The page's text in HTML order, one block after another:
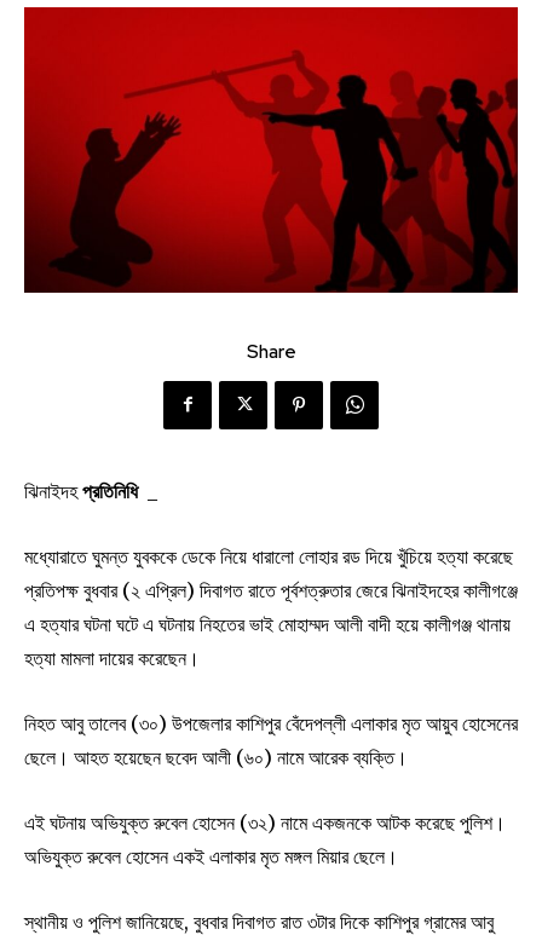
Share
ঝিনাইদহপ্রতিনিধি
মধ্যোরাতে ঘুমন্ত যুবককে ডেকে নিয়ে ধারালো লোহার রড দিয়ে খুঁচিয়ে হত্যা করেছে
প্রতিপক্ষ বুধবার (২ এপ্রিল) দিবাগত রাতে পূর্বশত্রুতার জেরে ঝিনাইদহের কালীগঞ্জে
এ হত্যার ঘটনা ঘটে এ ঘটনায় নিহতের ভাই মোহাম্মদ আলী বাদী হয়ে কালীগঞ্জ থানায়
হত্যা মামলা দায়ের করেছেন।
নিহত আবু তালেব (৩০) উপজেলার কাশিপুর বেঁদেপল্লী এলাকার মৃত আয়ুব হোসেনের
ছেলে। আহত হয়েছেন ছবেদ আলী (৬০) নামে আরেক ব্যক্তি।
এই ঘটনায় অভিযুক্ত রুবেল হোসেন (৩২) নামে একজনকে আটক করেছে পুলিশ।
অভিযুক্ত রুবেল হোসেন একই এলাকার মৃত মঙ্গল মিয়ার ছেলে।
স্থানীয় ও পুলিশ জানিয়েছে, বুধবার দিবাগত রাত ৩টার দিকে কাশিপুর গ্রামের আবু